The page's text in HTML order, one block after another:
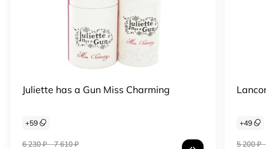
Juliette has a Gun Miss Charming
+59
6 230₽–7 610₽
+49
5 200₽–